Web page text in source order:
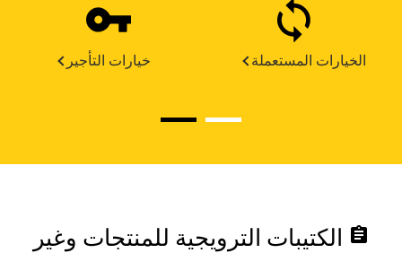
خيارات التأجير الخيارات المستعملة
assignment الكتيبات الترويجية للمنتجات وغير